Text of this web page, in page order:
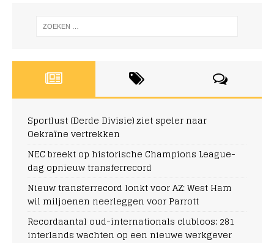
Sportlust (Derde Divisie) ziet speler naar
Oekraïne vertrekken
NEC breekt op historische Champions League-
dag opnieuw transferrecord
Nieuw transferrecord lonkt voor AZ: West Ham
wil miljoenen neerleggen voor Parrott
Recordaantal oud-internationals clubloos: 281
interlands wachten op een nieuwe werkgever